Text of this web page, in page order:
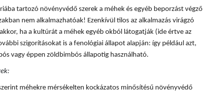
tartozó növényvédő szerek a méhek és egyéb beporzást végző
nem alkalmazhatóak! Ezenkívül tilos az alkalmazás virágzó
ha a kultúrát a méhek egyéb okból látogatják (ide értve az
szigorításokat is a fenológiai állapot alapján: így például azt,
vagy éppen zöldbimbós állapotig használható.
méhekre mérsékelten kockázatos minősítésű növényvédő